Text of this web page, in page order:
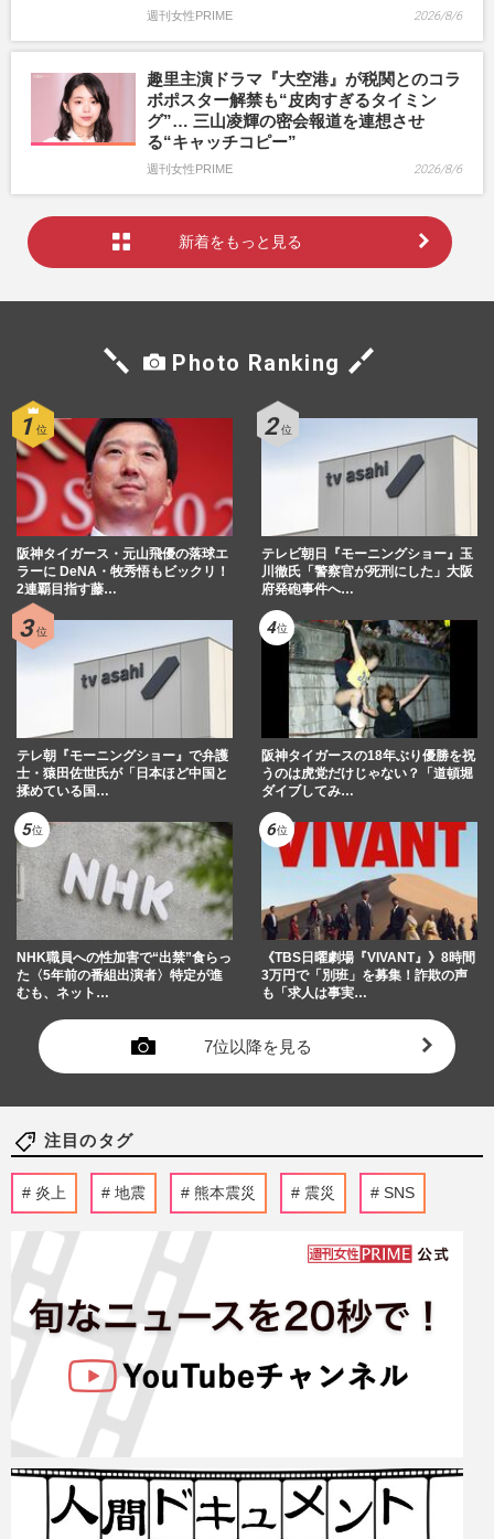
週刊女性PRIME 2026/8/6
趣里主演ドラマ『大空港』が税関とのコラ
ボポスター解禁も“皮肉すぎるタイミン
グ”… 三山凌輝の密会報道を連想させ
る“キャッチコピー”
週刊女性PRIME 2026/8/6
新着をもっと見る
Photo Ranking
阪神タイガース・元山飛優の落球エ
ラーに DeNA・牧秀悟もビックリ！
2連覇目指す藤…
テレビ朝日『モーニングショー』玉
川徹氏「警察官が死刑にした」大阪
府発砲事件へ…
テレ朝『モーニングショー』で弁護
士・猿田佐世氏が「日本ほど中国と
揉めている国…
阪神タイガースの18年ぶり優勝を祝
うのは虎党だけじゃない？「道頓堀
ダイブしてみ…
NHK職員への性加害で“出禁”食らっ
た〈5年前の番組出演者〉特定が進
むも、ネット…
《TBS日曜劇場『VIVANT』》8時間
3万円で「別班」を募集！詐欺の声
も「求人は事実…
7位以降を見る
注目のタグ
炎上 地震 熊本震災 震災 SNS